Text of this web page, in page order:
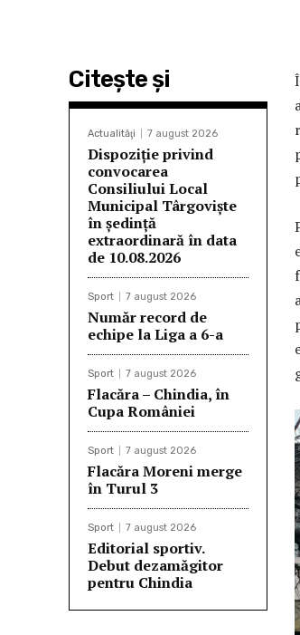
Citeşte şi
Actualităţi 7 august 2026
Dispoziție privind
convocarea
Consiliului Local
Municipal Târgoviște
în ședință
extraordinară în data
de 10.08.2026
Sport 7 august 2026
Număr record de
echipe la Liga a 6-a
Sport 7 august 2026
Flacăra – Chindia, în
Cupa României
Sport 7 august 2026
Flacăra Moreni merge
în Turul 3
Sport 7 august 2026
Editorial sportiv.
Debut dezamăgitor
pentru Chindia